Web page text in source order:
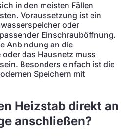
in den meisten Fällen
Voraussetzung ist ein
oder
Einschrauböffnung.
Anbindung an die
das Hausnetz muss
Besonders einfach ist die
Speichern mit
Heizstab direkt an
anschließen?